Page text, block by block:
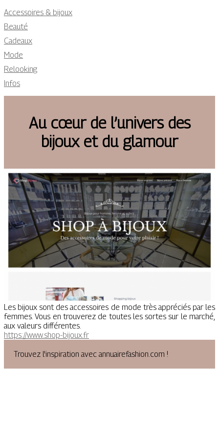
Accessoires & bijoux
Beauté
Cadeaux
Mode
Relooking
Infos
Au cœur de l’univers des
bijoux et du glamour
Les bijoux sont des accessoires de mode très appréciés par les
femmes. Vous en trouverez de toutes les sortes sur le marché,
aux valeurs différentes.
https://www.shop-bijoux.fr
Trouvez l'inspiration avec annuairefashion.com !